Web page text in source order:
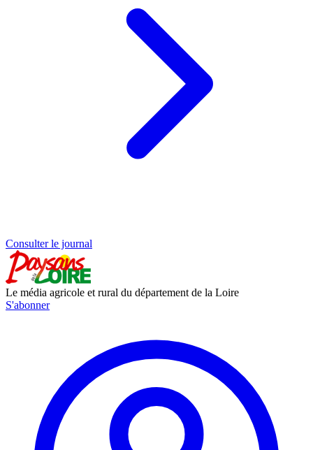
Consulter le journal
Le média agricole et rural du département de la Loire
S'abonner